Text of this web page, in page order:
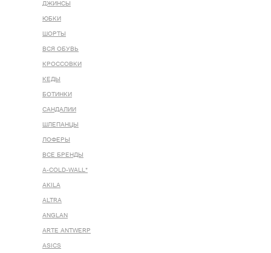
ДЖИНСЫ
ЮБКИ
ШОРТЫ
ВСЯ ОБУВЬ
КРОССОВКИ
КЕДЫ
БОТИНКИ
САНДАЛИИ
ШЛЕПАНЦЫ
ЛОФЕРЫ
ВСЕ БРЕНДЫ
A-COLD-WALL*
AKILA
ALTRA
ANGLAN
ARTE ANTWERP
ASICS